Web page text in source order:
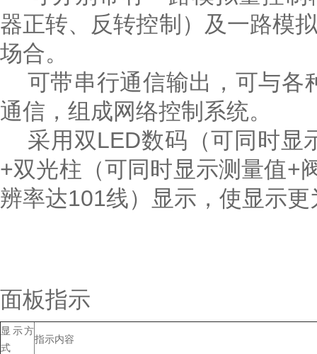
器正转、反转控制）及一路模
场合。
可带串行通信输出，可与各
通信，组成网络控制系统。
采用双LED数码（可同时显
+双光柱（可同时显示测量值+
辨率达101线）显示，使显示
面板指示
显示方
式
指示内容